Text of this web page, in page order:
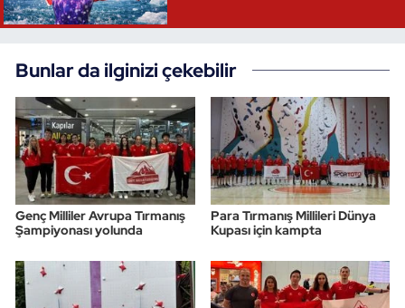
Bunlar da ilginizi çekebilir
Genç Milliler Avrupa Tırmanış
Şampiyonası yolunda
Para Tırmanış Millileri Dünya
Kupası için kampta